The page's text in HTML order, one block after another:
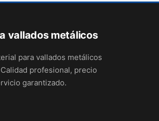
vallados metálicos
para vallados metálicos
profesional, precio
garantizado.